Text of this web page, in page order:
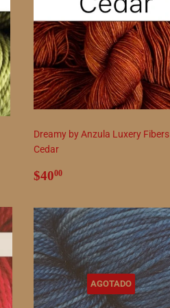
Dreamy by Anzula Luxery Fibers
Cedar
Precio
$4000$40.00
AGOTADO